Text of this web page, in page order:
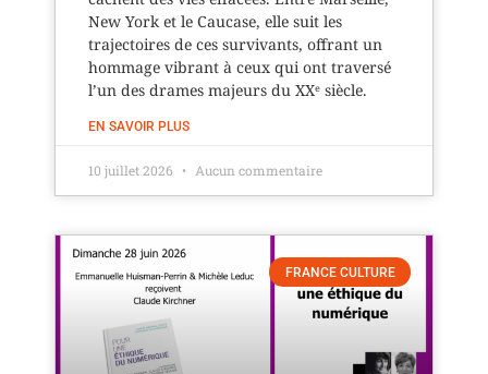
New York et le Caucase, elle suit les
trajectoires de ces survivants, offrant un
hommage vibrant à ceux qui ont traversé
l’un des drames majeurs du XXᵉ siècle.
EN SAVOIR PLUS
10 juillet 2026 Aucun commentaire
FRANCE CULTURE